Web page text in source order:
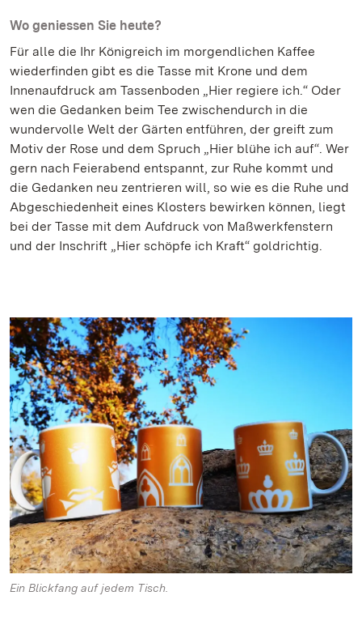
Wo geniessen Sie heute?
Für alle die Ihr Königreich im morgendlichen Kaffee
wiederfinden gibt es die Tasse mit Krone und dem
Innenaufdruck am Tassenboden „Hier regiere ich.“ Oder
wen die Gedanken beim Tee zwischendurch in die
wundervolle Welt der Gärten entführen, der greift zum
Motiv der Rose und dem Spruch „Hier blühe ich auf“. Wer
gern nach Feierabend entspannt, zur Ruhe kommt und
die Gedanken neu zentrieren will, so wie es die Ruhe und
Abgeschiedenheit eines Klosters bewirken können, liegt
bei der Tasse mit dem Aufdruck von Maßwerkfenstern
und der Inschrift „Hier schöpfe ich Kraft“ goldrichtig.
Ein Blickfang auf jedem Tisch.